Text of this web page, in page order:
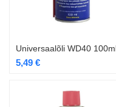
Universaalõli WD40
5,49 €